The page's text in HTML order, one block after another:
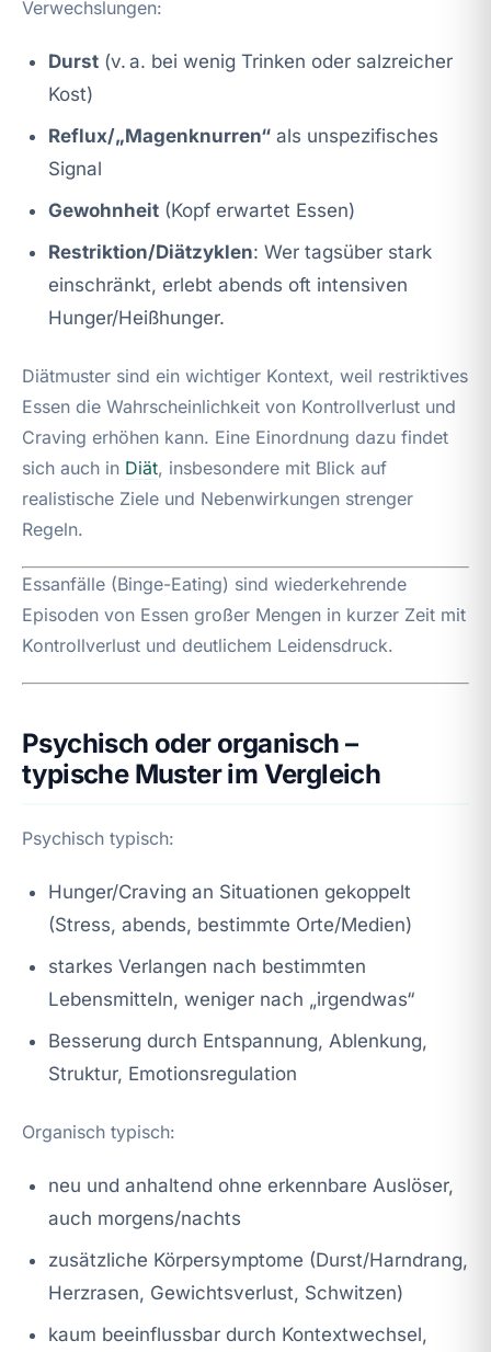
Verwechslungen:
Durst (v. a. bei wenig Trinken oder salzreicher
Kost)
Reflux/„Magenknurren“ als unspezifisches
Signal
Gewohnheit (Kopf erwartet Essen)
Restriktion/Diätzyklen: Wer tagsüber stark
einschränkt, erlebt abends oft intensiven
Hunger/Heißhunger.
Diätmuster sind ein wichtiger Kontext, weil restriktives
Essen die Wahrscheinlichkeit von Kontrollverlust und
Craving erhöhen kann. Eine Einordnung dazu findet
sich auch in Diät, insbesondere mit Blick auf
realistische Ziele und Nebenwirkungen strenger
Regeln.
Essanfälle (Binge-Eating) sind wiederkehrende
Episoden von Essen großer Mengen in kurzer Zeit mit
Kontrollverlust und deutlichem Leidensdruck.
Psychisch oder organisch –
typische Muster im Vergleich
Psychisch typisch:
Hunger/Craving an Situationen gekoppelt
(Stress, abends, bestimmte Orte/Medien)
starkes Verlangen nach bestimmten
Lebensmitteln, weniger nach „irgendwas“
Besserung durch Entspannung, Ablenkung,
Struktur, Emotionsregulation
Organisch typisch:
neu und anhaltend ohne erkennbare Auslöser,
auch morgens/nachts
zusätzliche Körpersymptome (Durst/Harndrang,
Herzrasen, Gewichtsverlust, Schwitzen)
kaum beeinflussbar durch Kontextwechsel,